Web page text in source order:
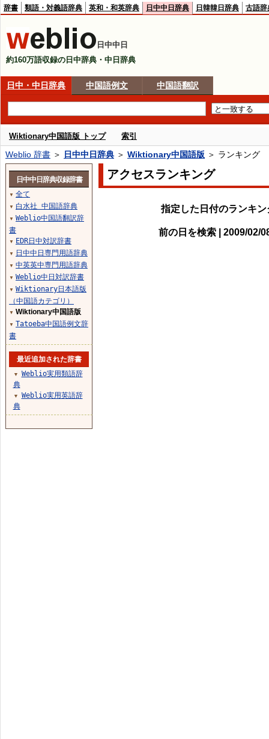
辞書 類語・対義語辞典 英和・和英辞典 日中中日辞典 日韓韓日辞典 古語辞
日中中日
約160万語収録の日中辞典・中日辞典
日中・中日辞典 中国語例文 中国語翻訳
Wiktionary中国語版 トップ 索引
Weblio 辞書 ＞ 日中中日辞典 ＞ Wiktionary中国語版 ＞ ランキング
アクセスランキング
指定した日付のランキ
前の日を検索 | 2009/02/
日中中日辞典収録辞書
▼ 全て
▼ 白水社 中国語辞典
▼ Weblio中国語翻訳辞
書
▼ EDR日中対訳辞書
▼ 日中中日専門用語辞典
▼ 中英英中専門用語辞典
▼ Weblio中日対訳辞書
▼ Wiktionary日本語版
（中国語カテゴリ）
▼ Wiktionary中国語版
▼ Tatoeba中国語例文辞
書
最近追加された辞書
▼
Weblio実用類語辞
典
▼
Weblio実用英語辞
典